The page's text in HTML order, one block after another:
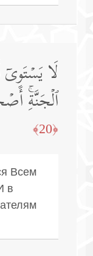
لَا
ٱلۡجَنَّةِۚ
﴿20﴾
Всем
в